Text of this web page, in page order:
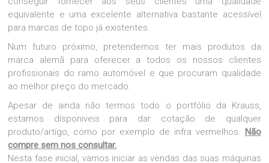
equivalente e uma excelente alternativa bastante acessível
para marcas de topo já existentes.
Num futuro próximo, pretendemos ter mais produtos da
marca alemã para oferecer a todos os nossos clientes
profissionais do ramo automóvel e que procuram qualidade
ao melhor preço do mercado.
Apesar de ainda não termos todo o portfólio da Krauss,
estamos dísponiveis para dar cotação de qualquer
produto/artigo, como por exemplo de infra vermelhos. Não
compre sem nos consultar.
Nesta fase inicial, vamos iniciar as vendas das suas máquinas